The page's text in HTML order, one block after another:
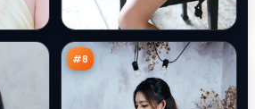
#8
示
录
万